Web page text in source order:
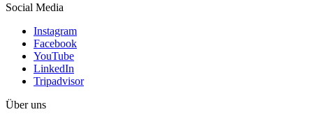
Social Media
Instagram
Facebook
YouTube
LinkedIn
Tripadvisor
Über uns